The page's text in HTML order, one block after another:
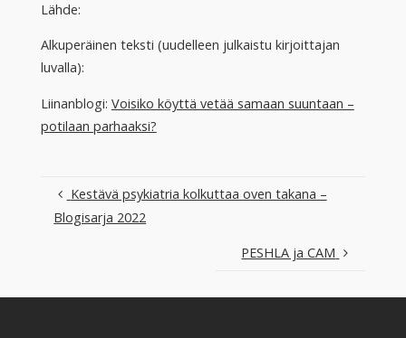
Lähde:
Alkuperäinen teksti (uudelleen julkaistu kirjoittajan
luvalla):
Liinanblogi: Voisiko köyttä vetää samaan suuntaan –
potilaan parhaaksi?
Kestävä psykiatria kolkuttaa oven takana –
Blogisarja 2022
PESHLA ja CAM